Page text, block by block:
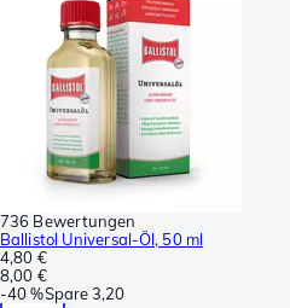
736 Bewertungen
Ballistol Universal-Öl, 50 ml
4,80 €
8,00 €
-40 %Spare3,20